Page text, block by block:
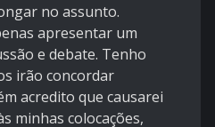
no assunto.
apresentar um
e debate. Tenho
irão concordar
acredito que causarei
minhas colocações,